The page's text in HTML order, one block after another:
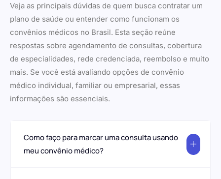
Veja as principais dúvidas de quem busca contratar um
plano de saúde ou entender como funcionam os
convênios médicos no Brasil. Esta seção reúne
respostas sobre agendamento de consultas, cobertura
de especialidades, rede credenciada, reembolso e muito
mais. Se você está avaliando opções de convênio
médico individual, familiar ou empresarial, essas
informações são essenciais.
Como faço para marcar uma consulta usando
meu convênio médico?